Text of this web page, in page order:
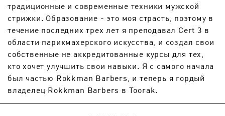
традиционные и современные техники мужской
стрижки. Образование - это моя страсть, поэтому в
течение последних трех лет я преподавал Cert 3 в
области парикмахерского искусства, и создал свои
собственные не аккредитованные курсы для тех,
кто хочет улучшить свои навыки. Я с самого начала
был частью Rokkman Barbers, и теперь я гордый
владелец Rokkman Barbers в Toorak.